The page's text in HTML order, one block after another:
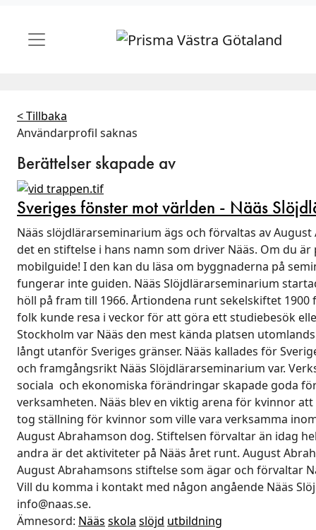
< Tillbaka
Användarprofil saknas
Berättelser skapade av
Sveriges fönster mot världen - Nääs
Nääs slöjdlärarseminarium ägs och förvaltas av
det en stiftelse i hans namn som driver Nääs. Om du
mobilguide! I den kan du läsa om byggnaderna på
fungerar inte guiden. Nääs Slöjdlärarseminarium
höll på fram till 1966. Årtiondena runt sekelskiftet
folk kunde resa i veckor för att göra ett studiebesök
Stockholm var Nääs den mest kända platsen
långt utanför Sveriges gränser. Nääs kallades för
och framgångsrikt Nääs Slöjdlärarseminarium var.
sociala och ekonomiska förändringar skapade goda
verksamheten. Nääs blev en viktig arena för kvinnor
tog ställning för kvinnor som ville vara verksamma
August Abrahamson dog. Stiftelsen förvaltar än idag
andra är det aktiviteter på Nääs året runt. August
August Abrahamsons stiftelse som ägar och förvaltar
Vill du komma i kontakt med någon angående Nääs
info@naas.se.
Ämnesord: Nääs skola slöjd utbildning